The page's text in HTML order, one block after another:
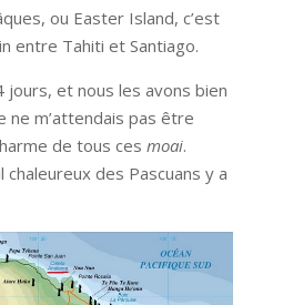
ou Easter Island, c’est
entre Tahiti et Santiago.
jours, et nous les avons bien
ne m’attendais pas être
de tous ces moai.
chaleureux des Pascuans y a